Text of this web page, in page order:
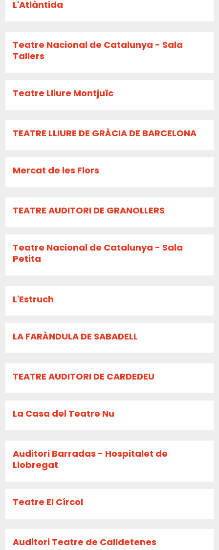
L'Atlàntida
Teatre Nacional de Catalunya - Sala
Tallers
Teatre Lliure Montjuïc
TEATRE LLIURE DE GRÀCIA DE BARCELONA
Mercat de les Flors
TEATRE AUDITORI DE GRANOLLERS
Teatre Nacional de Catalunya - Sala
Petita
L'Estruch
LA FARÀNDULA DE SABADELL
TEATRE AUDITORI DE CARDEDEU
La Casa del Teatre Nu
Auditori Barradas - Hospitalet de
Llobregat
Teatre El Círcol
Auditori Teatre de Calldetenes